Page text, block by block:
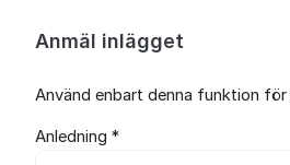
Anmäl inlägget
Använd enbart denna funktion
Anledning *